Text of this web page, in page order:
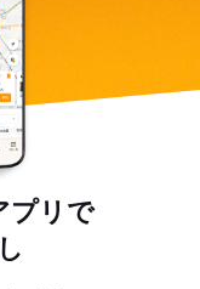
プリで